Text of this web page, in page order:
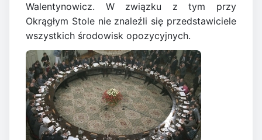
Walentynowicz. W związku z tym przy
Okrągłym Stole nie znaleźli się przedstawiciele
wszystkich środowisk opozycyjnych.